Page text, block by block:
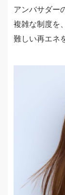
アンバサダー
複雑な制度を
難しい再エネ